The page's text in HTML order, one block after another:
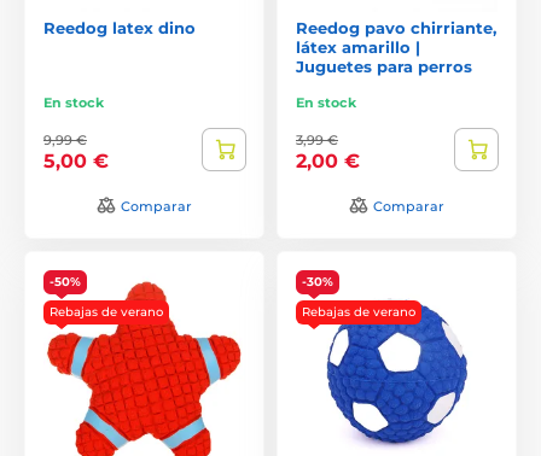
Reedog latex dino
En stock
9,99 €
5,00 €
Comparar
Reedog pavo chirriante,
látex amarillo |
Juguetes para perros
En stock
3,99 €
2,00 €
Comparar
-50%
Rebajas de verano
-30%
Rebajas de verano